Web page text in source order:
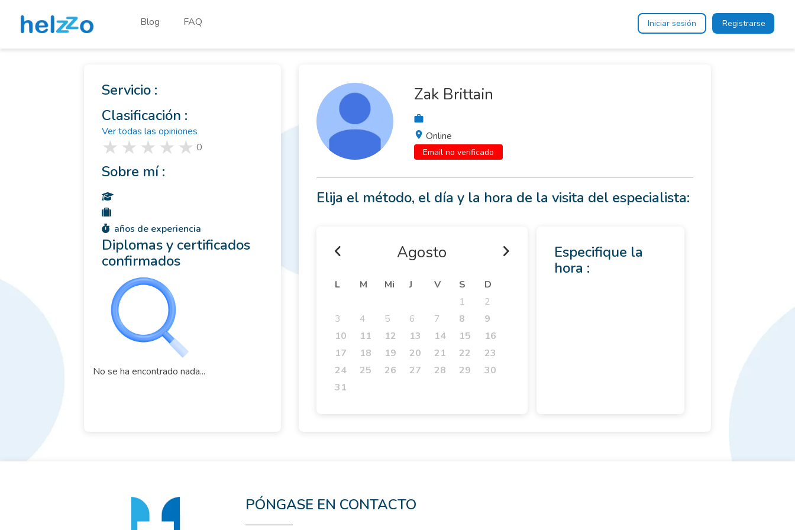
Blog FAQ Iniciar sesión Registrarse
Servicio :
Clasificación :
Ver todas las opiniones
0
Sobre mí :
años de experiencia
Diplomas y certificados
confirmados
No se ha encontrado nada...
Zak Brittain
Online
Email no verificado
Elija el método, el día y la hora de la visita del especialista:
Agosto
L M Mi J V S
D
1
2
3
4 5 6 7 8
9
10
11 12 13 14 15
16
17
18 19 20 21 22
23
24
25 26 27 28 29
30
31
Especifique la
hora :
PÓNGASE EN CONTACTO